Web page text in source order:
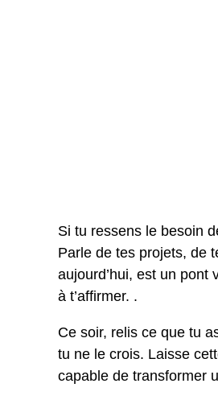
Si tu ressens le besoin
Parle de tes projets, de
aujourd’hui, est un pont
à t’affirmer. .
Ce soir, relis ce que tu
tu ne le crois. Laisse
capable de transformer